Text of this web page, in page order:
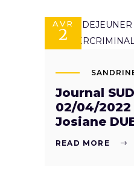
AVR
2
Journal
02/04/
Josiane
READ MORE